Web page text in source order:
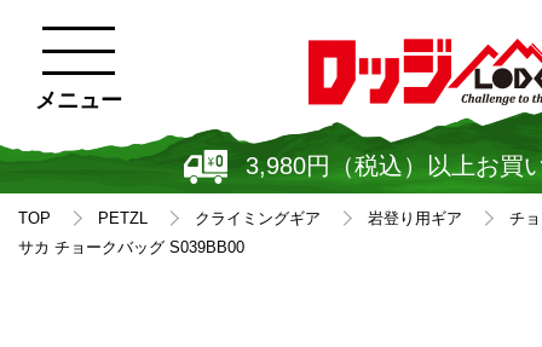
3,980円（税込）以上お買
メニュー
TOP PETZL クライミングギア 岩登り用ギア
チ
サカ チョークバッグ S039BB00